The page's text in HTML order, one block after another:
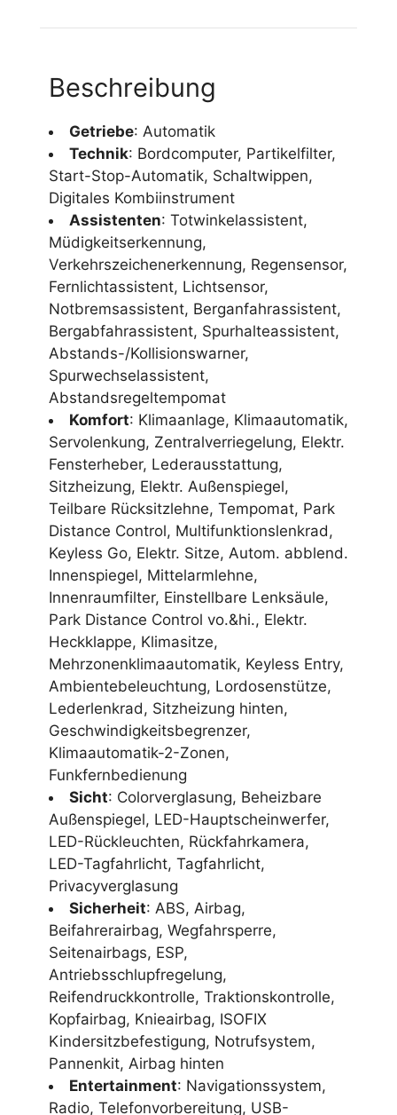
Beschreibung
Getriebe: Automatik
Technik: Bordcomputer, Partikelfilter,
Start-Stop-Automatik, Schaltwippen,
Digitales Kombiinstrument
Assistenten: Totwinkelassistent,
Müdigkeitserkennung,
Verkehrszeichenerkennung, Regensensor,
Fernlichtassistent, Lichtsensor,
Notbremsassistent, Berganfahrassistent,
Bergabfahrassistent, Spurhalteassistent,
Abstands-/Kollisionswarner,
Spurwechselassistent,
Abstandsregeltempomat
Komfort: Klimaanlage, Klimaautomatik,
Servolenkung, Zentralverriegelung, Elektr.
Fensterheber, Lederausstattung,
Sitzheizung, Elektr. Außenspiegel,
Teilbare Rücksitzlehne, Tempomat, Park
Distance Control, Multifunktionslenkrad,
Keyless Go, Elektr. Sitze, Autom. abblend.
Innenspiegel, Mittelarmlehne,
Innenraumfilter, Einstellbare Lenksäule,
Park Distance Control vo.&hi., Elektr.
Heckklappe, Klimasitze,
Mehrzonenklimaautomatik, Keyless Entry,
Ambientebeleuchtung, Lordosenstütze,
Lederlenkrad, Sitzheizung hinten,
Geschwindigkeitsbegrenzer,
Klimaautomatik-2-Zonen,
Funkfernbedienung
Sicht: Colorverglasung, Beheizbare
Außenspiegel, LED-Hauptscheinwerfer,
LED-Rückleuchten, Rückfahrkamera,
LED-Tagfahrlicht, Tagfahrlicht,
Privacyverglasung
Sicherheit: ABS, Airbag,
Beifahrerairbag, Wegfahrsperre,
Seitenairbags, ESP,
Antriebsschlupfregelung,
Reifendruckkontrolle, Traktionskontrolle,
Kopfairbag, Knieairbag, ISOFIX
Kindersitzbefestigung, Notrufsystem,
Pannenkit, Airbag hinten
Entertainment: Navigationssystem,
Radio, Telefonvorbereitung, USB-